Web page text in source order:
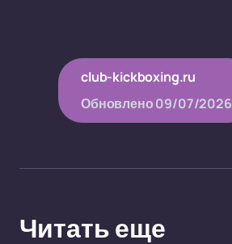
club-kickboxing.ru
Обновлено09/07/2026
Читать еще